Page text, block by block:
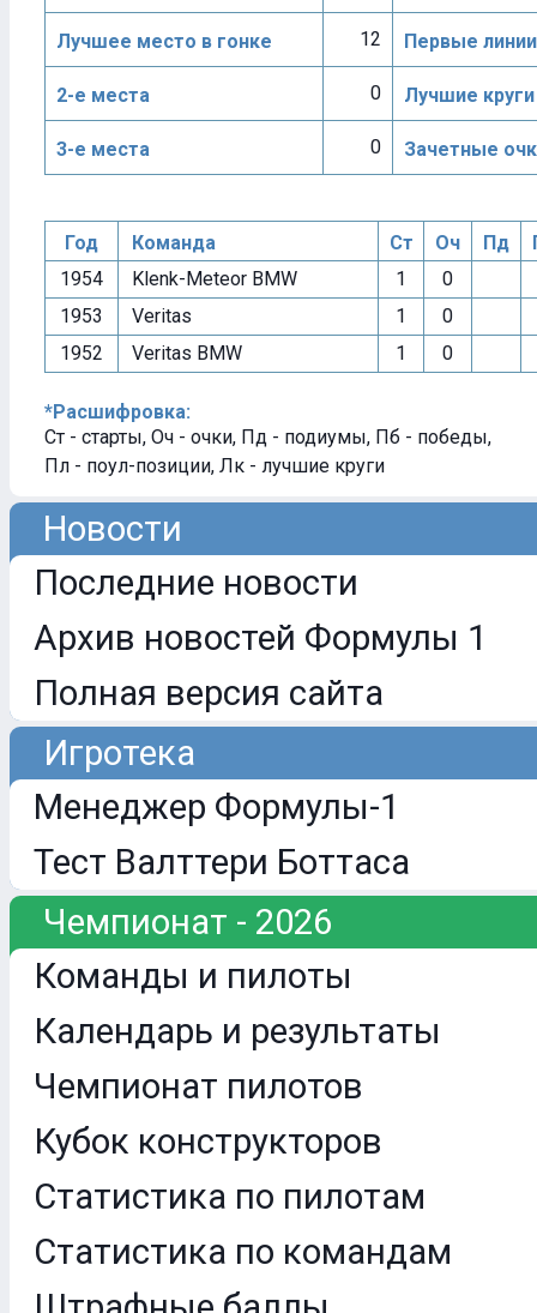
Лучшее место в гонке 12 Первые линии
2-е места 0 Лучшие круги
3-е места 0 Зачетные
Год Команда Ст Оч Пд
1954
Klenk-Meteor BMW 1
0
1953
Veritas 1
0
1952
Veritas BMW 1 0
*Расшифровка:
Ст - старты, Оч - очки, Пд - подиумы, Пб - победы,
Пл - поул-позиции, Лк - лучшие круги
Новости
Последние новости
Архив новостей Формулы 1
Полная версия сайта
Игротека
Менеджер Формулы-1
Тест Валттери Боттаса
Чемпионат - 2026
Команды и пилоты
Календарь и результаты
Чемпионат пилотов
Кубок конструкторов
Статистика по пилотам
Статистика по командам